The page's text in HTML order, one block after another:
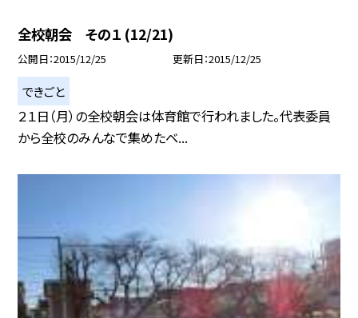
全校朝会 その１ (12/21)
公開日 2015/12/25 更新日 2015/12/25
できごと
２１日（月）の全校朝会は体育館で行われました。代表委員
から全校のみんなで集めたベ...